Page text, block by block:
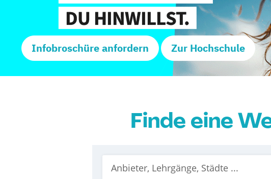
Infobroschüre anfordern Zur Hochschule
Finde eine